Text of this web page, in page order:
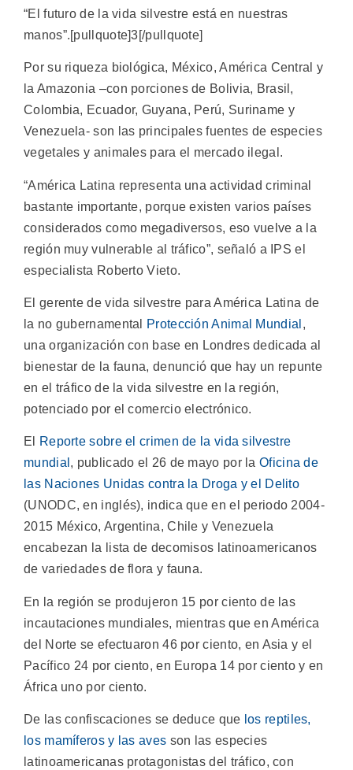
“El futuro de la vida silvestre está en nuestras
manos”.[pullquote]3[/pullquote]
Por su riqueza biológica, México, América Central y
la Amazonia –con porciones de Bolivia, Brasil,
Colombia, Ecuador, Guyana, Perú, Suriname y
Venezuela- son las principales fuentes de especies
vegetales y animales para el mercado ilegal.
“América Latina representa una actividad criminal
bastante importante, porque existen varios países
considerados como megadiversos, eso vuelve a la
región muy vulnerable al tráfico”, señaló a IPS el
especialista Roberto Vieto.
El gerente de vida silvestre para América Latina de
la no gubernamental
Protección Animal Mundial ,
una organización con base en Londres dedicada al
bienestar de la fauna, denunció que hay un repunte
en el tráfico de la vida silvestre en la región,
potenciado por el comercio electrónico.
El
Reporte sobre el crimen de la vida silvestre
mundial , publicado el 26 de mayo por laOficina de
las Naciones Unidas contra la Droga y el Delito
(UNODC, en inglés), indica que en el periodo 2004-
2015 México, Argentina, Chile y Venezuela
encabezan la lista de decomisos latinoamericanos
de variedades de flora y fauna.
En la región se produjeron 15 por ciento de las
incautaciones mundiales, mientras que en América
del Norte se efectuaron 46 por ciento, en Asia y el
Pacífico 24 por ciento, en Europa 14 por ciento y en
África uno por ciento.
De las confiscaciones se deduce que los reptiles,
los mamíferos y las aves son las especies
latinoamericanas protagonistas del tráfico, con